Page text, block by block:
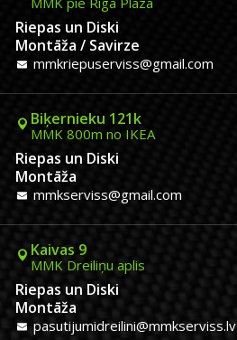
Riepas un Diski
Montāža / Savirze
mmkriepuserviss@gmail.com
Biķernieku 121k
MMK 800m no IKEA
Riepas un Diski
Montāža
mmkserviss@gmail.com
Kaivas 9
MMK Dreiliņu aplis
Riepas un Diski
Montāža
pasutijumidreilini@mmkserviss.lv